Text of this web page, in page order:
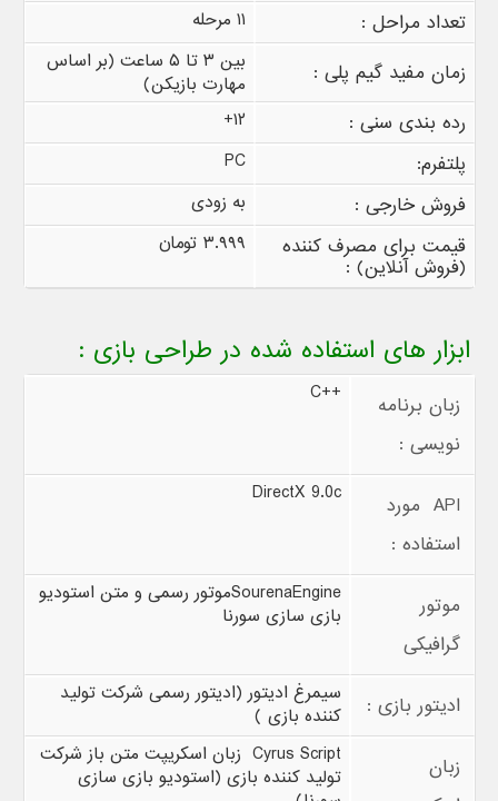
تعداد مراحل : ۱۱ مرحله
زمان مفید گیم پلی :
بین ۳ تا ۵ ساعت (بر اساس
مهارت بازیکن)
رده بندی سنی : ۱۲+
پلتفرم: PC
فروش خارجی : به زودی
قیمت برای مصرف کننده
(فروش آنلاین) :
۳.۹۹۹ تومان
ابزار های استفاده شده در طراحی بازی :
زبان برنامه
نویسی :
C++
API مورد
استفاده :
DirectX 9.0c
موتور
گرافیکی
SourenaEngineموتور رسمی و متن استودیو
بازی سازی سورنا
ادیتور بازی :
سیمرغ ادیتور (ادیتور رسمی شرکت تولید
کننده بازی )
زبان
Cyrus Script زبان اسکریپت متن باز شرکت
تولید کننده بازی (استودیو بازی سازی